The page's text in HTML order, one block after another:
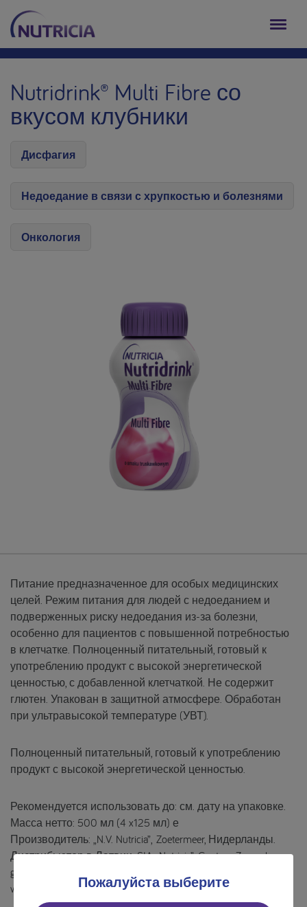
Nutridrink® Multi Fibre со
вкусом клубники
Дисфагия
Недоедание в связи с хрупкостью и болезнями
Онкология
Питание предназначенное для особых медицинских
целей. Режим питания для людей с недоеданием и
подверженных риску недоедания из-за болезни,
особенно для пациентов с повышенной потребностью
в клетчатке. Полноценный питательный, готовый к
употреблению продукт с высокой энергетической
ценностью, с добавленной клетчаткой. Не содержит
глютен. Упакован в защитной атмосфере. Обработан
при ультравысокой температуре (УВТ).
Полноценный питательный, готовый к употреблению
продукт с высокой энергетической ценностью.
Рекомендуется использовать до: см. дату на упаковке.
Масса нетто: 500 мл (4 x125 мл) е
Производитель: „N.V. Nutricia”, Zoetermeer, Нидерланды.
Дистрибьютор в Латвии: SIA „Nutricia”, Gustava Zemgala
gatve 74, Рига, LV-1039, тел.: +371 67784372,
www.nutriciamedical.lvПожалуйста выберите